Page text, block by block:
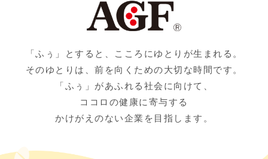
「ふぅ」とすると、こころにゆとりが生まれる。
そのゆとりは、前を向くための大切な時間です。
「ふぅ」があふれる社会に向けて、
ココロの健康に寄与する
かけがえのない企業を目指します。